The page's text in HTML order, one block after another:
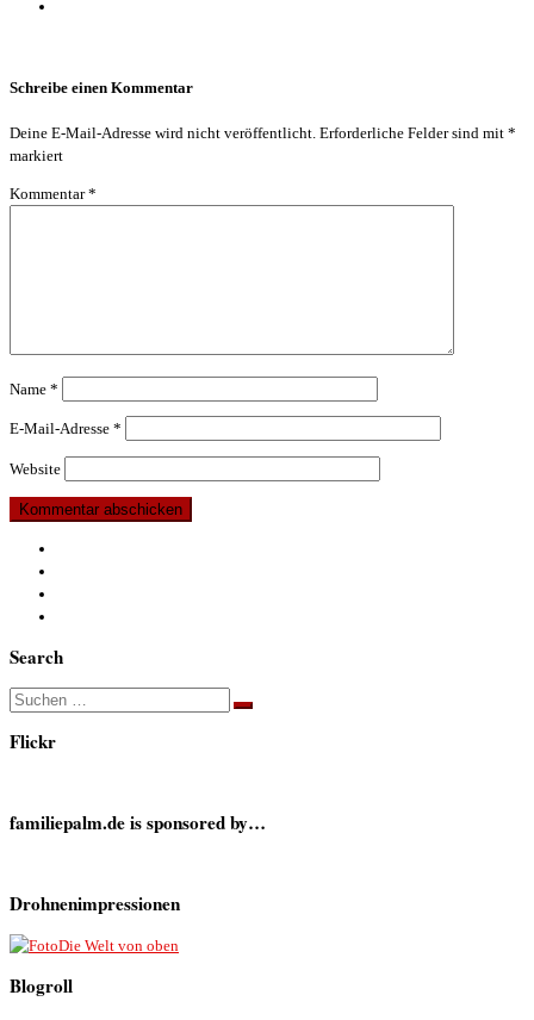
Schreibe einen Kommentar
Deine E-Mail-Adresse wird nicht veröffentlicht. Erforderliche Felder sind mit *
markiert
Kommentar*
Name *
E-Mail-Adresse *
Website
Search
Suche
Suchen …
Flickr
familiepalm.de is sponsored by…
Drohnenimpressionen
Die Welt von oben
Blogroll